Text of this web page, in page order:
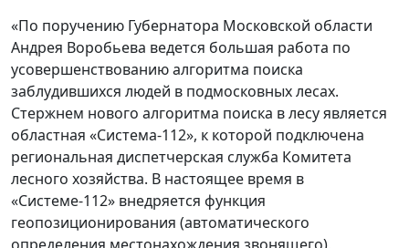
«По поручению Губернатора Московской области
Андрея Воробьева ведется большая работа по
усовершенствованию алгоритма поиска
заблудившихся людей в подмосковных лесах.
Стержнем нового алгоритма поиска в лесу является
областная «Система-112», к которой подключена
региональная диспетчерская служба Комитета
лесного хозяйства. В настоящее время в
«Системе-112» внедряется функция
геопозиционирования (автоматического